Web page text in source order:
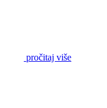
pročitaj više